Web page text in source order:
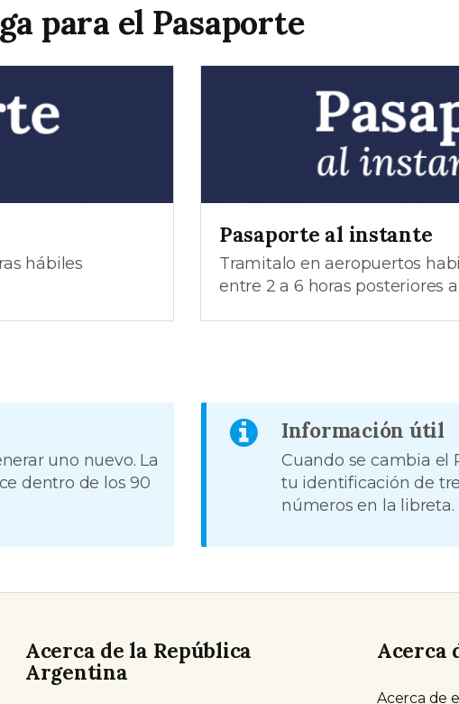
para el Pasaporte
hábiles
Pasaporte al instante
Tramitalo en aeropuertos
entre 2 a 6 horas posteriores
uno nuevo. La
dentro de los 90
Información útil
Cuando se cambia el
tu identificación de
números en la libreta.
Acerca de la República
Argentina
Acerca
Acerca de